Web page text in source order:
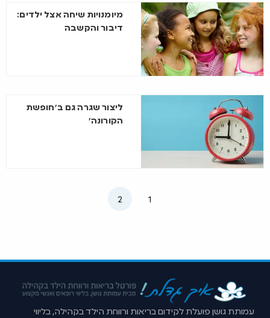
מיומנויות שיחה אצל ילדים:
דיבור והקשבה
ליצור שגרה גם ב’חופשת
הקורונה’
1
2
עמותת גושן פועלת לקידום בריאות ורווחת הילד בקהילה, בליווי